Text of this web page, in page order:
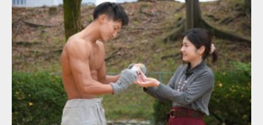
Update:2021.07.8
Category:公園のマッチョ その他 AKIHITO(細マッチョ) 上腕三頭筋
肩
ダウンロード